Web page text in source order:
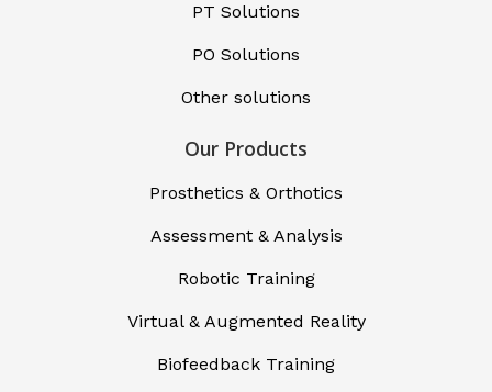
PT Solutions
PO Solutions
Other solutions
Our Products
Prosthetics & Orthotics
Assessment & Analysis
Robotic Training
Virtual & Augmented Reality
Biofeedback Training